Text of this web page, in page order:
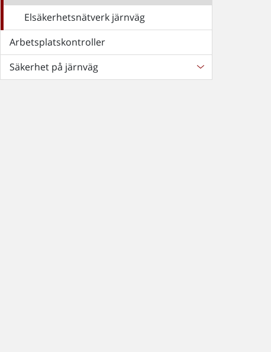
Elsäkerhetsnätverk järnväg
Arbetsplatskontroller
Säkerhet på järnväg